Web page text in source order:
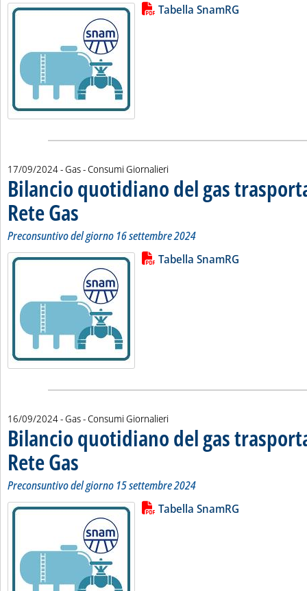
Leggi tutta la notizia: 'Bilancio
Lista allegati PDF alla notiziaTabella SnamRG
17/09/2024- Gas - Consumi Giornalieri
Bilancio quotidiano del gas
Rete Gas . Sottotitolo: Preconsuntivo del giorno 16 settembre 2024
. Pubblicata martedì 17 settembre 2024 alle 15.22.
Preconsuntivo del giorno 16 settembre 2024
Leggi tutta la notizia: 'Bilancio
Lista allegati PDF alla notiziaTabella SnamRG
16/09/2024- Gas - Consumi Giornalieri
Bilancio quotidiano del gas
Rete Gas . Sottotitolo: Preconsuntivo del giorno 15 settembre 2024
. Pubblicata lunedì 16 settembre 2024 alle 11.17.
Preconsuntivo del giorno 15 settembre 2024
Leggi tutta la notizia: 'Bilancio
Lista allegati PDF alla notiziaTabella SnamRG